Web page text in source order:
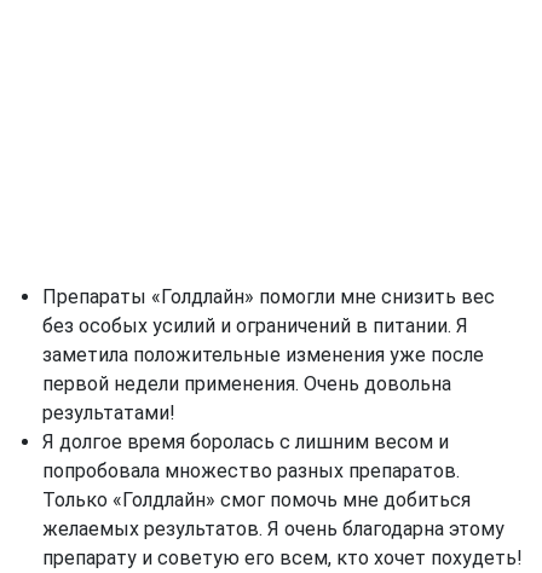
Препараты «Голдлайн» помогли мне снизить вес
без особых усилий и ограничений в питании. Я
заметила положительные изменения уже после
первой недели применения. Очень довольна
результатами!
Я долгое время боролась с лишним весом и
попробовала множество разных препаратов.
Только «Голдлайн» смог помочь мне добиться
желаемых результатов. Я очень благодарна этому
препарату и советую его всем, кто хочет похудеть!